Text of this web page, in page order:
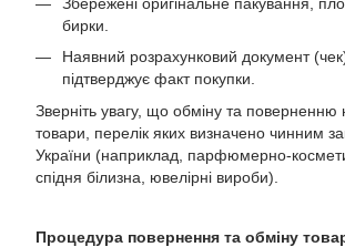
бирки.
Наявний розрахунковий документ
підтверджує факт покупки.
Зверніть увагу, що обміну та поверненню
товари, перелік яких визначено чинним
України (наприклад, парфюмерно-
спідня білизна, ювелірні вироби).
Процедура повернення та обміну